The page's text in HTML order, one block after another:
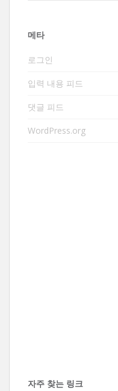
메타
로그인
입력 내용 피드
댓글 피드
WordPress.org
자주 찾는 링크